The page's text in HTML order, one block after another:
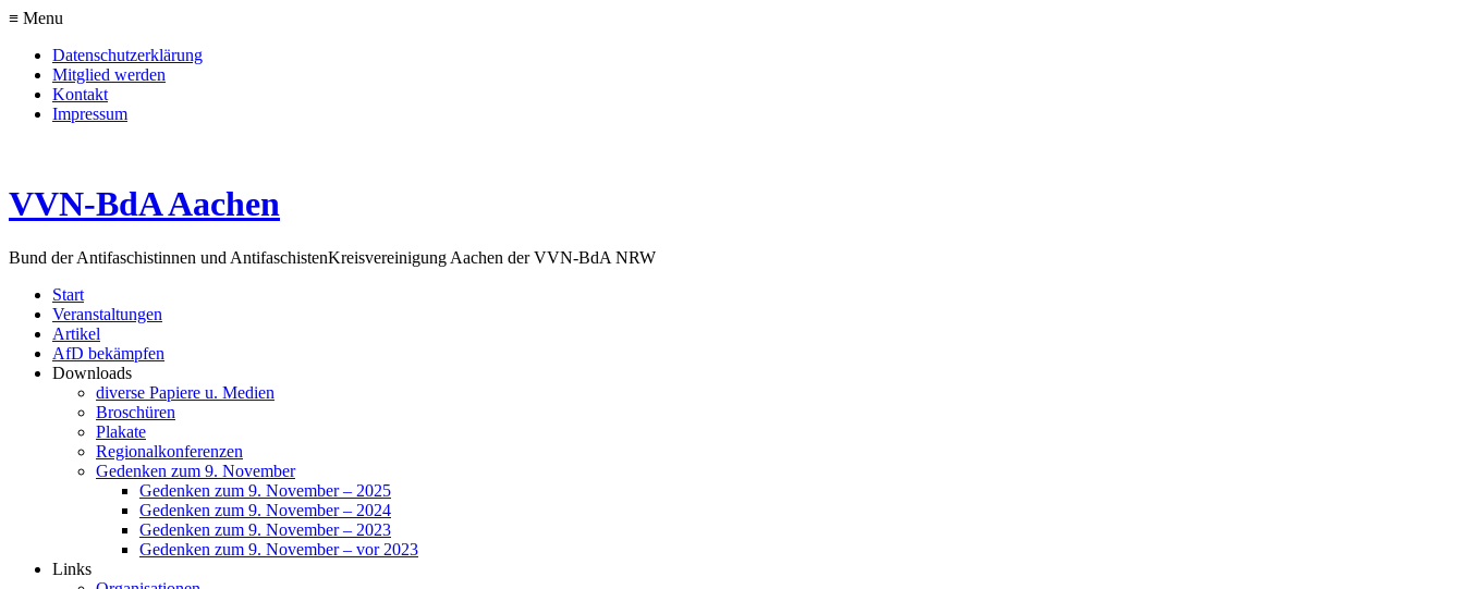
≡ Menu
Datenschutzerklärung
Mitglied werden
Kontakt
Impressum
VVN-BdA Aachen
Bund der Antifaschistinnen und AntifaschistenKreisvereinigung Aachen der VVN-BdA NRW
Start
Veranstaltungen
Artikel
AfD bekämpfen
Downloads
diverse Papiere u. Medien
Broschüren
Plakate
Regionalkonferenzen
Gedenken zum 9. November
Gedenken zum 9. November – 2025
Gedenken zum 9. November – 2024
Gedenken zum 9. November – 2023
Gedenken zum 9. November – vor 2023
Links